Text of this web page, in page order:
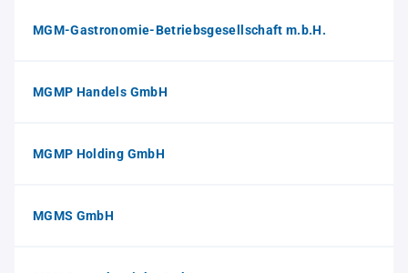
MGM-Gastronomie-Betriebsgesellschaft m.b.H.
MGMP Handels GmbH
MGMP Holding GmbH
MGMS GmbH